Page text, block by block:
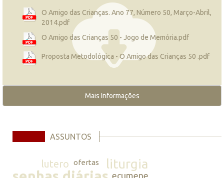
O Amigo das Crianças. Ano 77, Número 50, Março-Abril,
2014.pdf
O Amigo das Crianças 50 - Jogo de Memória.pdf
Proposta Metodológica - O Amigo das Crianças 50 .pdf
Mais Informações
ASSUNTOS
lutero ofertas liturgia
ecumene